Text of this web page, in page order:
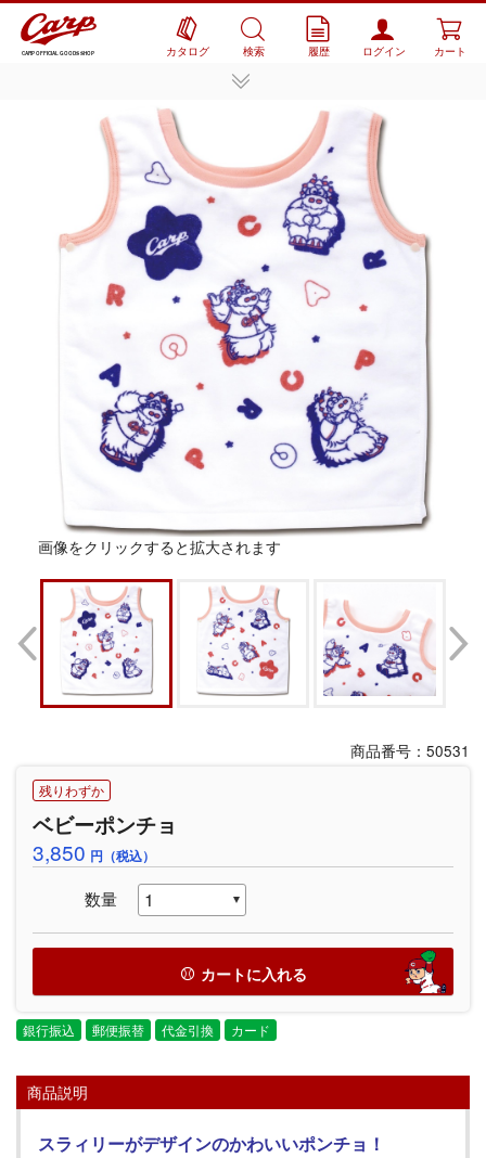
CARP OFFICIAL GOODS SHOP カタログ 検索 履歴 ログイン カート
画像をクリックすると拡大されます
商品番号：50531
残りわずか
ベビーポンチョ
3,850 円（税込）
数量
カートに入れる
銀行振込 郵便振替 代金引換 カード
商品説明
スラィリーがデザインのかわいいポンチョ！